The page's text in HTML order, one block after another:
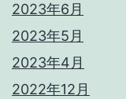
2023年6月
2023年5月
2023年4月
2022年12月